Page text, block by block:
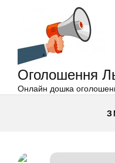
Оголошення
Онлайн дошка